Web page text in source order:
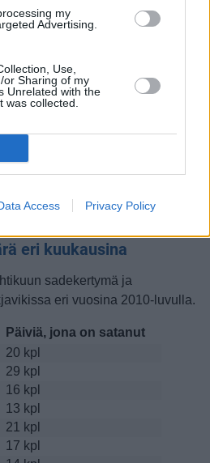
my
Advertising.
Use,
or Sharing of my
Unrelated with the
was collected.
Access Privacy Policy
Maaliskuussa
Syyskuussa
on ollut huhtikuussa
eri kuukausina
sadekertymä ja
eri vuosina 2010-luvulla.
Päiviä, jona on satanut
20 kpl
29 kpl
16 kpl
13 kpl
21 kpl
17 kpl